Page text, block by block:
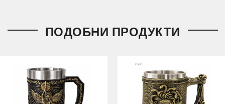
ПОДОБНИ ПРОДУКТИ